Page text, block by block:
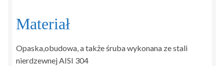
Materiał
Opaska,obudowa, a także śruba wykonana ze stali
nierdzewnej AISI 304